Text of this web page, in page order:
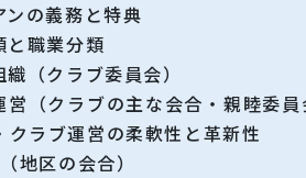
の義務と特典
と職業分類
（クラブ委員会）
営（クラブの主な会合・親睦委
クラブ運営の柔軟性と革新性
地区の会合）